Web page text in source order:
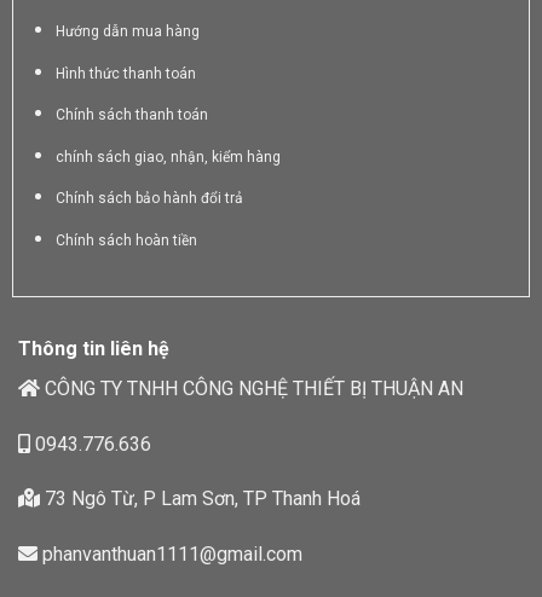
Hướng dẫn mua hàng
Hình thức thanh toán
Chính sách thanh toán
chính sách giao, nhận, kiểm hàng
Chính sách bảo hành đổi trả
Chính sách hoàn tiền
Thông tin liên hệ
CÔNG TY TNHH CÔNG NGHỆ THIẾT BỊ THUẬN AN
0943.776.636
73 Ngô Từ, P Lam Sơn, TP Thanh Hoá
phanvanthuan1111@gmail.com